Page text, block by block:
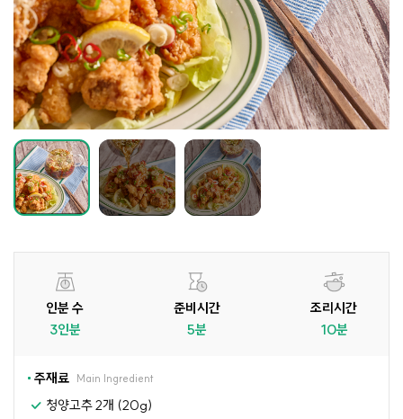
인분 수
3인분
준비시간
5분
조리시간
10분
주재료 Main Ingredient
청양고추 2개 (20g)